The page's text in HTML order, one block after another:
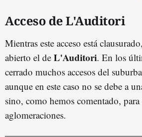
Acceso de L'Auditori
Mientras este acceso está
abierto el de L'Auditori. En los
cerrado muchos accesos del
aunque en este caso no se debe a
sino, como hemos comentado,
aglomeraciones.